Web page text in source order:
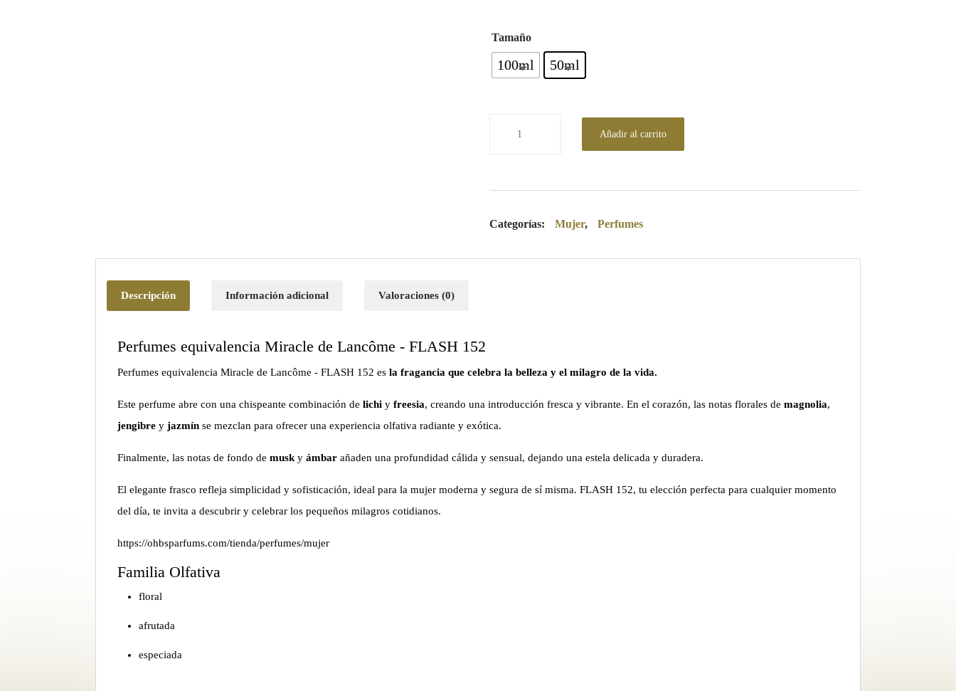
Tamaño
100ml 50ml
Añadir al carrito
Categorías: Mujer, Perfumes
Descripción Información adicional Valoraciones (0)
Perfumes equivalencia Miracle de Lancôme - FLASH 152
Perfumes equivalencia Miracle de Lancôme - FLASH 152 esla fragancia que celebra la belleza y el milagro de la vida.
Este perfume abre con una chispeante combinación delichi yfreesia, creando una introducción fresca y vibrante. En el corazón, las notas florales demagnolia,
jengibre yjazmín se mezclan para ofrecer una experiencia olfativa radiante y exótica.
Finalmente, las notas de fondo demusk yámbar añaden una profundidad cálida y sensual, dejando una estela delicada y duradera.
El elegante frasco refleja simplicidad y sofisticación, ideal para la mujer moderna y segura de sí misma. FLASH 152, tu elección perfecta para cualquier momento
del día, te invita a descubrir y celebrar los pequeños milagros cotidianos.
https://ohbsparfums.com/tienda/perfumes/mujer
Familia Olfativa
floral
afrutada
especiada